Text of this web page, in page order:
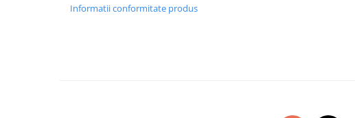
https://www.doctortrotineta.ro/plata-
Informatii conformitate produs